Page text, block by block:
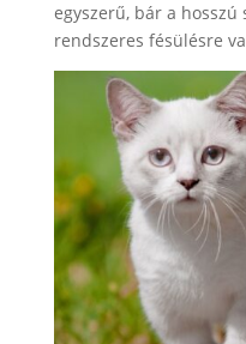
egyszerű, bár a
rendszeres fésülésre